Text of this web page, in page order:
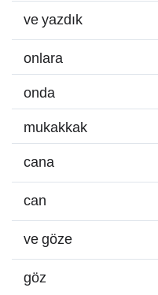
ve yazdık
onlara
onda
mukakkak
cana
can
ve göze
göz